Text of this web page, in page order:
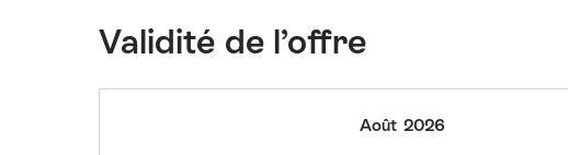
Validité de l’offre
Août 2026